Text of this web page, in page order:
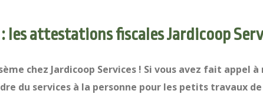
les attestations fiscales Jardicoop
chez Jardicoop Services ! Si vous avez fait appel
du services à la personne pour les petits travaux